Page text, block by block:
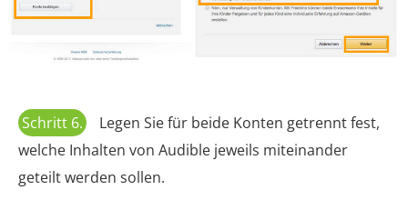
Schritt 6.
Legen Sie für beide Konten getrennt fest,
welche Inhalten von Audible jeweils miteinander
geteilt werden sollen.